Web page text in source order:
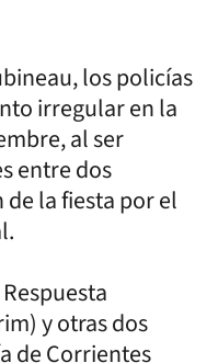
los policías
irregular en la
al ser
entre dos
la fiesta por el
y otras dos
de Corrientes